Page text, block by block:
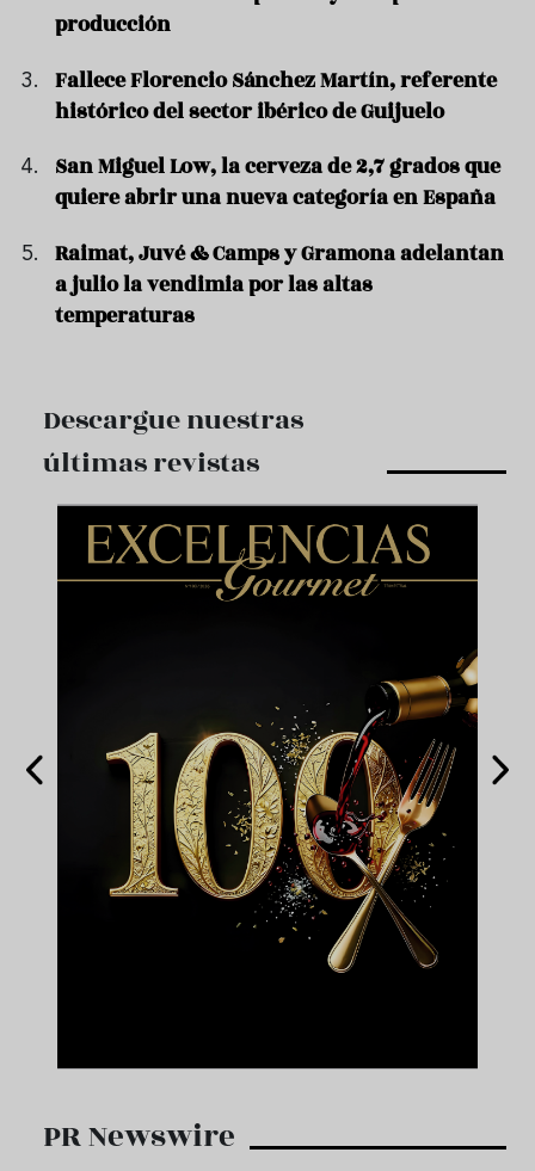
producción
Fallece Florencio Sánchez Martín, referente
histórico del sector ibérico de Guijuelo
San Miguel Low, la cerveza de 2,7 grados que
quiere abrir una nueva categoría en España
Raimat, Juvé & Camps y Gramona adelantan
a julio la vendimia por las altas
temperaturas
Descargue nuestras
últimas revistas
PR Newswire